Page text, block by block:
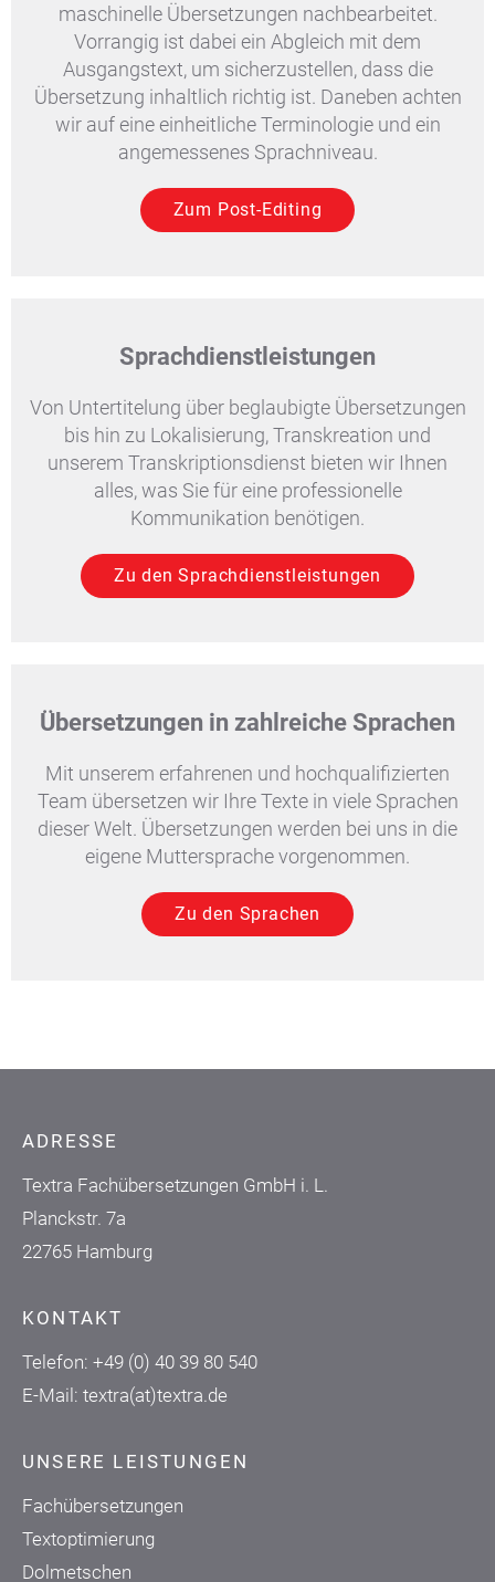
maschinelle Übersetzungen nachbearbeitet.
Vorrangig ist dabei ein Abgleich mit dem
Ausgangstext, um sicherzustellen, dass die
Übersetzung inhaltlich richtig ist. Daneben achten
wir auf eine einheitliche Terminologie und ein
angemessenes Sprachniveau.
Zum Post-Editing
Sprachdienstleistungen
Von Untertitelung über beglaubigte Übersetzungen
bis hin zu Lokalisierung, Transkreation und
unserem Transkriptionsdienst bieten wir Ihnen
alles, was Sie für eine professionelle
Kommunikation benötigen.
Zu den Sprachdienstleistungen
Übersetzungen in zahlreiche Sprachen
Mit unserem erfahrenen und hochqualifizierten
Team übersetzen wir Ihre Texte in viele Sprachen
dieser Welt. Übersetzungen werden bei uns in die
eigene Muttersprache vorgenommen.
Zu den Sprachen
ADRESSE
Textra Fachübersetzungen GmbH i. L.
Planckstr. 7a
22765 Hamburg
KONTAKT
Telefon: +49 (0) 40 39 80 540
E-Mail: textra(at)textra.de
UNSERE LEISTUNGEN
Fachübersetzungen
Textoptimierung
Dolmetschen